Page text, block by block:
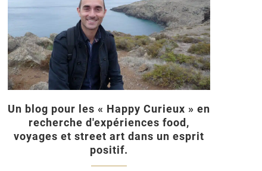
Un blog pour les « Happy Curieux » en
recherche d'expériences food,
voyages et street art dans un esprit
positif.